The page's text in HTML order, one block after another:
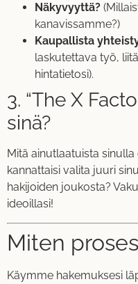
Näkyvyyttä?
kanavissamme?)
Kaupallista
laskutettava työ,
hintatietosi).
3. “The X
sinä?
Mitä ainutlaatuista
kannattaisi valita juuri
hakijoiden joukosta?
ideoillasi!
Miten
Käymme hakemuksesi